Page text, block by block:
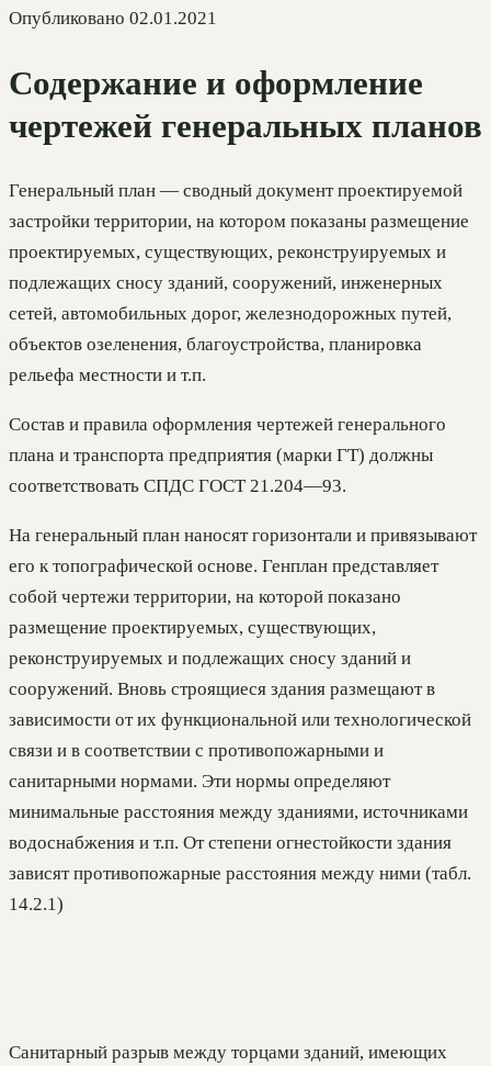
Опубликовано 02.01.2021
Содержание и оформление
чертежей генеральных планов
Генеральный план — сводный документ проектируемой
застройки территории, на котором показаны размещение
проектируемых, существующих, реконструируемых и
подлежащих сносу зданий, сооружений, инженерных
сетей, автомобильных дорог, железнодорожных путей,
объектов озеленения, благоустройства, планировка
рельефа местности и т.п.
Состав и правила оформления чертежей генерального
плана и транспорта предприятия (марки ГТ) должны
соответствовать СПДС ГОСТ 21.204—93.
На генеральный план наносят горизонтали и привязывают
его к топографической основе. Генплан представляет
собой чертежи территории, на которой показано
размещение проектируемых, существующих,
реконструируемых и подлежащих сносу зданий и
сооружений. Вновь строящиеся здания размещают в
зависимости от их функциональной или технологической
связи и в соответствии с противопожарными и
санитарными нормами. Эти нормы определяют
минимальные расстояния между зданиями, источниками
водоснабжения и т.п. От степени огнестойкости здания
зависят противопожарные расстояния между ними (табл.
14.2.1)
Санитарный разрыв между торцами зданий, имеющих